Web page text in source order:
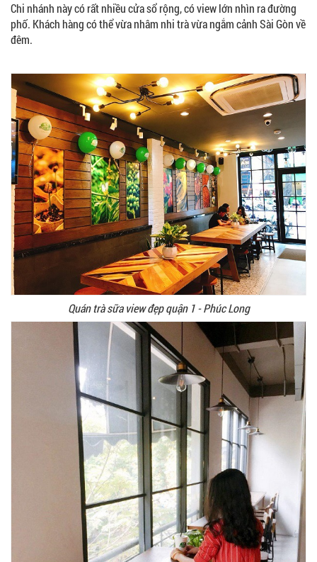
Chi nhánh này có rất nhiều cửa sổ rộng, có view lớn nhìn ra đường
phố. Khách hàng có thể vừa nhâm nhi trà vừa ngắm cảnh Sài Gòn về
đêm.
Quán trà sữa view đẹp quận 1 - Phúc Long